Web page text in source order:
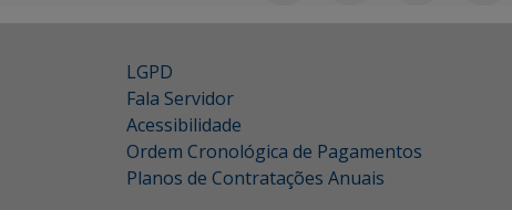
LGPD
Fala Servidor
Acessibilidade
Ordem Cronológica de Pagamentos
Planos de Contratações Anuais